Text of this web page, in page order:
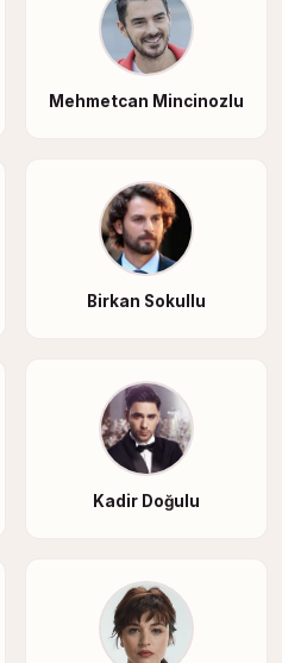
Mehmetcan Mincinozlu
Birkan Sokullu
Kadir Doğulu